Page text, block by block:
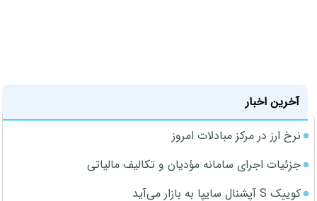
آخرین اخبار
نرخ ارز در مرکز مبادلات امروز
جزئیات اجرای سامانه مؤدیان و تکالیف مالیاتی
کوییک S آپشنال سایپا به بازار می‌آید